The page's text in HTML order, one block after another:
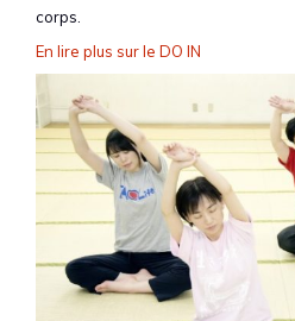
corps.
En lire plus sur le DO IN